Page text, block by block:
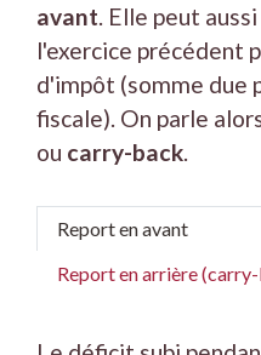
avant. Elle peut
l'exercice précédent
d'impôt (somme due
fiscale). On parle
ou carry-back.
Report en avant
Report en arrière